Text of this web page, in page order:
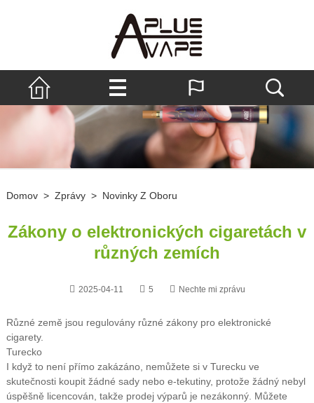
Domov > Zprávy > Novinky Z Oboru
Zákony o elektronických cigaretách v
různých zemích
2025-04-11 5 Nechte mi zprávu
Různé země jsou regulovány různé zákony pro elektronické
cigarety.
Turecko
I když to není přímo zakázáno, nemůžete si v Turecku ve
skutečnosti koupit žádné sady nebo e-tekutiny, protože žádný nebyl
úspěšně licencován, takže prodej výparů je nezákonný. Můžete